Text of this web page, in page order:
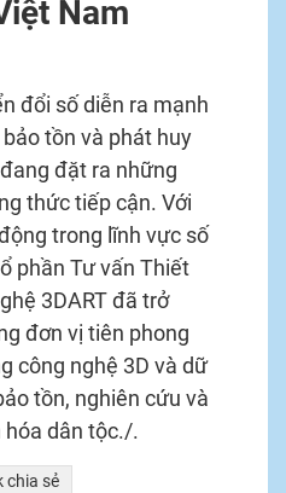
Nam
đổi số diễn ra mạnh
tồn và phát huy
đặt ra những
thức tiếp cận. Với
trong lĩnh vực số
phần Tư vấn Thiết
3DART đã trở
đơn vị tiên phong
công nghệ 3D và dữ
tồn, nghiên cứu và
hóa dân tộc./.
chia sẻ